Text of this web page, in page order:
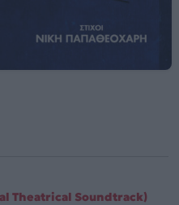
Theatrical Soundtrack)